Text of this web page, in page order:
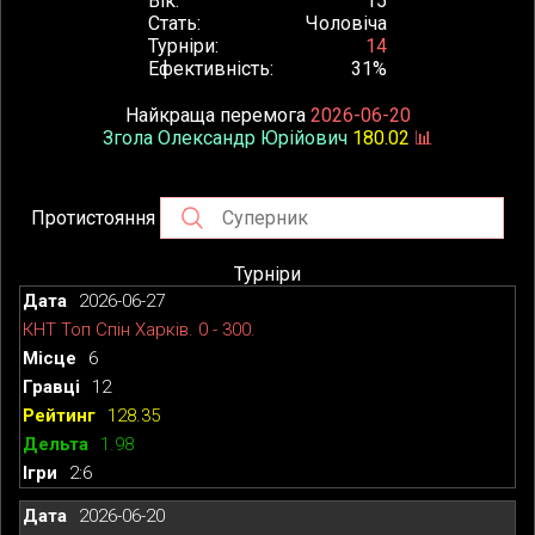
Стать
Чоловіча
Турніри
14
Ефективність
31%
Найкраща перемога 2026-06-20
Згола Олександр Юрійович 180.02 📊
Протистояння
Турніри
2026-06-27
КНТ Топ Спін Харків. 0 - 300.
6
12
128.35
1.98
2:6
2026-06-20